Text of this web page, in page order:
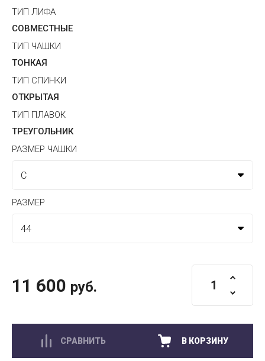
ТИП ЛИФА
СОВМЕСТНЫЕ
ТИП ЧАШКИ
ТОНКАЯ
ТИП СПИНКИ
ОТКРЫТАЯ
ТИП ПЛАВОК
ТРЕУГОЛЬНИК
РАЗМЕР ЧАШКИ
РАЗМЕР
11 600 руб.
СРАВНИТЬ В КОРЗИНУ